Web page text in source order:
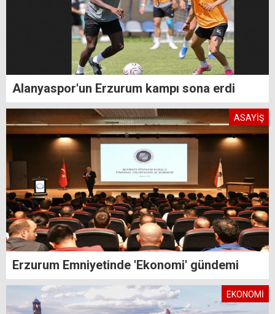
Alanyaspor'un Erzurum kampı sona erdi
ASAYİŞ
Erzurum Emniyetinde 'Ekonomi' gündemi
EKONOMİ